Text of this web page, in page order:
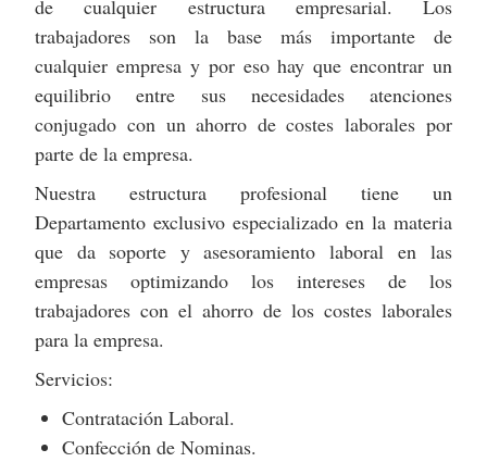
de cualquier estructura empresarial. Los
trabajadores son la base más importante de
cualquier empresa y por eso hay que encontrar un
equilibrio entre sus necesidades atenciones
conjugado con un ahorro de costes laborales por
parte de la empresa.
Nuestra estructura profesional tiene un
Departamento exclusivo especializado en la materia
que da soporte y asesoramiento laboral en las
empresas optimizando los intereses de los
trabajadores con el ahorro de los costes laborales
para la empresa.
Servicios:
Contratación Laboral.
Confección de Nominas.